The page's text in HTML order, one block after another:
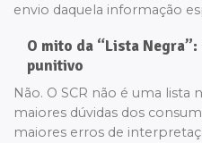
envio daquela informação
O mito da “Lista Negra”:
punitivo
Não. O SCR não é uma lista
maiores dúvidas dos
maiores erros de